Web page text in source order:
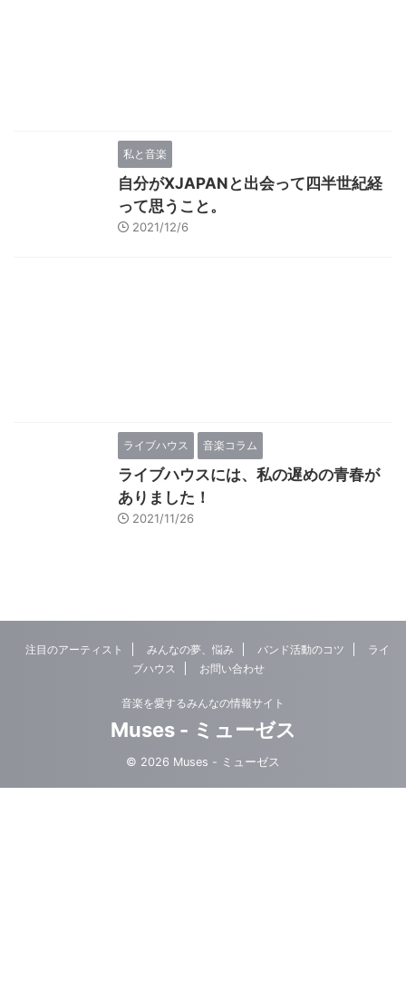
私と音楽
自分がXJAPANと出会って四半世紀経
って思うこと。
2021/12/6
ライブハウス 音楽コラム
ライブハウスには、私の遅めの青春が
ありました！
2021/11/26
注目のアーティスト みんなの夢、悩み バンド活動のコツ
ライ
ブハウス
お問い合わせ
音楽を愛するみんなの情報サイト
Muses - ミューゼス
© 2026 Muses - ミューゼス